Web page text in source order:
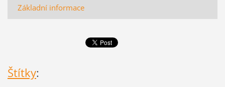
Základní informace
Štítky: